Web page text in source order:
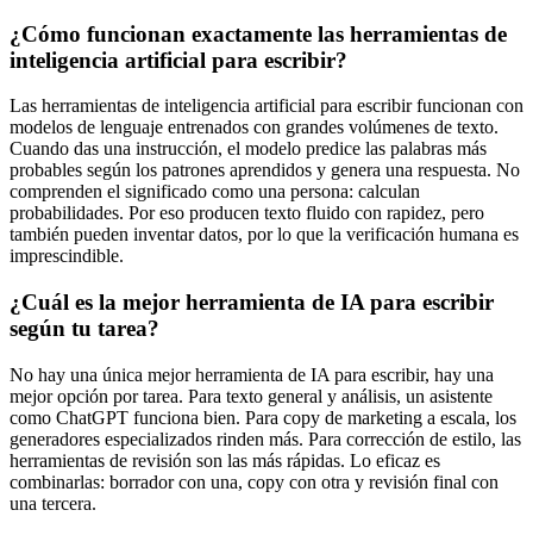
¿Cómo funcionan exactamente las herramientas de
inteligencia artificial para escribir?
Las herramientas de inteligencia artificial para escribir funcionan con
modelos de lenguaje entrenados con grandes volúmenes de texto.
Cuando das una instrucción, el modelo predice las palabras más
probables según los patrones aprendidos y genera una respuesta. No
comprenden el significado como una persona: calculan
probabilidades. Por eso producen texto fluido con rapidez, pero
también pueden inventar datos, por lo que la verificación humana es
imprescindible.
¿Cuál es la mejor herramienta de IA para escribir
según tu tarea?
No hay una única mejor herramienta de IA para escribir, hay una
mejor opción por tarea. Para texto general y análisis, un asistente
como ChatGPT funciona bien. Para copy de marketing a escala, los
generadores especializados rinden más. Para corrección de estilo, las
herramientas de revisión son las más rápidas. Lo eficaz es
combinarlas: borrador con una, copy con otra y revisión final con
una tercera.